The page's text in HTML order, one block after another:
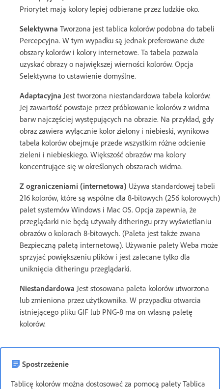
Priorytet mają kolory lepiej odbierane przez ludzkie oko.
Selektywna Tworzona jest tablica kolorów podobna do tabeli
Percepcyjna. W tym wypadku są jednak preferowane duże
obszary kolorów i kolory internetowe. Ta tabela pozwala
uzyskać obrazy o największej wierności kolorów. Opcja
Selektywna to ustawienie domyślne.
Adaptacyjna Jest tworzona niestandardowa tabela kolorów.
Jej zawartość powstaje przez próbkowanie kolorów z widma
barw najczęściej występujących na obrazie. Na przykład, gdy
obraz zawiera wyłącznie kolor zielony i niebieski, wynikowa
tabela kolorów obejmuje przede wszystkim różne odcienie
zieleni i niebieskiego. Większość obrazów ma kolory
koncentrujące się w określonych obszarach widma.
Z ograniczeniami (internetowa) Używa standardowej tabeli
216 kolorów, które są wspólne dla 8-bitowych (256 kolorowych)
palet systemów Windows i Mac OS. Opcja zapewnia, że
przeglądarki nie będą używały ditheringu przy wyświetlaniu
obrazów o kolorach 8-bitowych. (Paleta jest także zwana
Bezpieczną paletą internetową). Używanie palety Weba może
sprzyjać powiększeniu plików i jest zalecane tylko dla
uniknięcia ditheringu przeglądarki.
Niestandardowa Jest stosowana paleta kolorów utworzona
lub zmieniona przez użytkownika. W przypadku otwarcia
istniejącego pliku GIF lub PNG-8 ma on własną paletę
kolorów.
Spostrzeżenie
Tablicę kolorów można dostosować za pomocą palety Tablica